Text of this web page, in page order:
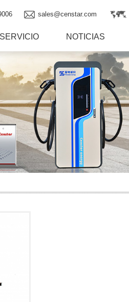
sales@censtar.com
SERVICIO NOTICIAS